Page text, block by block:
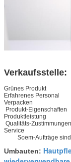
Verkaufsstelle:
Grünes
Erfahrenes Personal
Produkt-Eigenschaften
Qualitäts-Zustimmungen
Service
Soem-Aufträge sind
Umbauten: